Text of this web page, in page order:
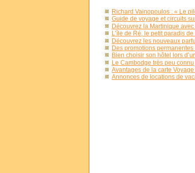
Richard Vainopoulos : « Le
Guide de voyage et circuits
Découvrez la Martinique
L’île de Ré, le petit paradis
Découvrez les nouveaux
Des promotions
Bien choisir son hôtel lors
Le Cambodge très peu connu
Avantages de la carte
Annonces de locations de